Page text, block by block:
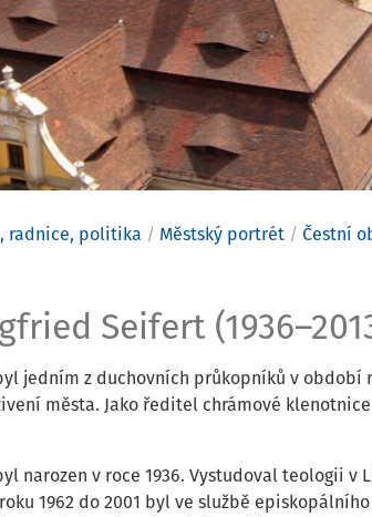
radnice, politika Městský portrét Čestní
Seifert
jedním z duchovních průkopníků v období
města. Jako ředitel chrámové
narozen v roce 1936. Vystudoval teologii v
1962 do 2001 byl ve službě